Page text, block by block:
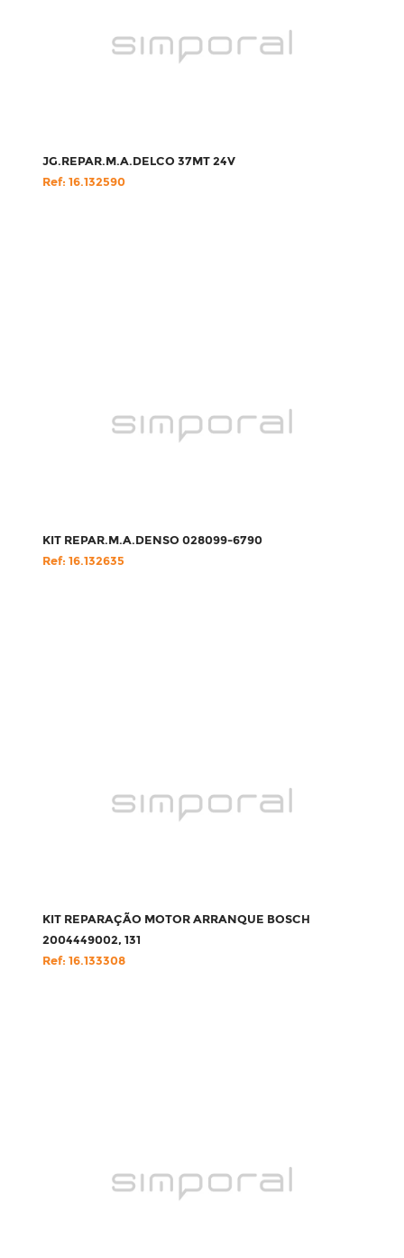
JG.REPAR.M.A.DELCO 37MT 24V
Ref: 16.132590
KIT REPAR.M.A.DENSO 028099-6790
Ref: 16.132635
KIT REPARAÇÃO MOTOR ARRANQUE BOSCH
2004449002, 131
Ref: 16.133308